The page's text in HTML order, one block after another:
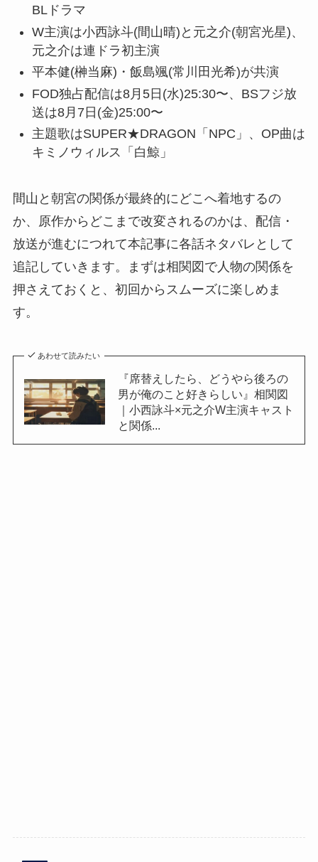
BLドラマ
W主演は小西詠斗(間山晴)と元之介(朝宮光星)、
元之介は連ドラ初主演
平本健(榊当麻)・飯島颯(常川田光希)が共演
FOD独占配信は8月5日(水)25:30〜、BSフジ放
送は8月7日(金)25:00〜
主題歌はSUPER★DRAGON「NPC」、OP曲は
キミノウィルス「白鯨」
間山と朝宮の関係が最終的にどこへ着地するの
か、原作からどこまで改変されるのかは、配信・
放送が進むにつれて本記事に各話ネタバレとして
追記していきます。まずは相関図で人物の関係を
押さえておくと、初回からスムーズに楽しめま
す。
あわせて読みたい
『席替えしたら、どうやら後ろの
男が俺のこと好きらしい』相関図
｜小西詠斗×元之介W主演キャスト
と関係...